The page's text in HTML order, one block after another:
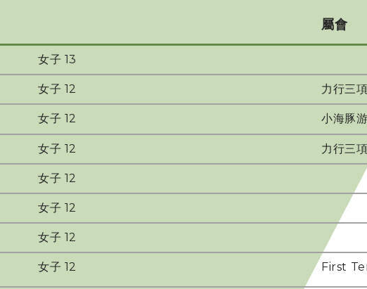
屬會
女子 13
女子 12 力行三
女子 12 小海豚
女子 12 力行三
女子 12
女子 12
女子 12
女子 12 First